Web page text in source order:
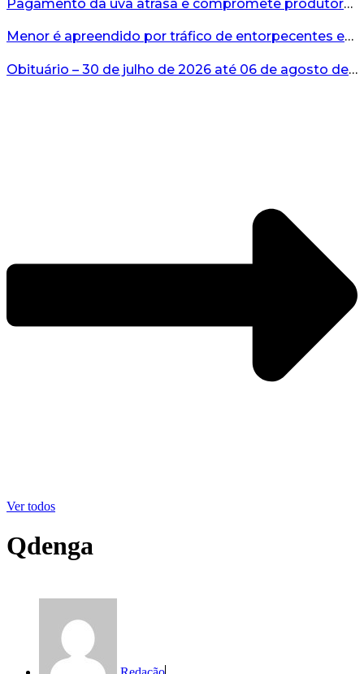
Pagamento da uva atrasa e compromete produtores...
Menor é apreendido por tráfico de entorpecentes em Veranópolis...
Obituário – 30 de julho de 2026 até 06 de agosto de 2026...
Ver todos
Qdenga